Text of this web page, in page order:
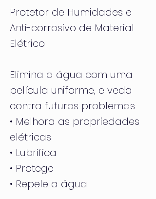
Protetor de Humidades e
Anti-corrosivo de Material
Elétrico
Elimina a água com uma
película uniforme, e veda
contra futuros problemas
• Melhora as propriedades
elétricas
• Lubrifica
• Protege
• Repele a água